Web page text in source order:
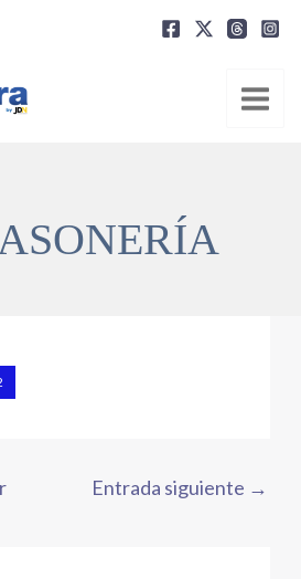
Entrada siguiente →